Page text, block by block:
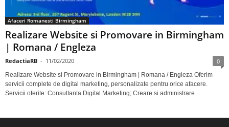
Afaceri Romanesti Birmingham
Realizare Website si Promovare in Birmingham
| Romana / Engleza
RedactiaRB - 11/02/2020 0
Realizare Website si Promovare in Birmingham | Romana / Engleza Oferim
servicii complete de digital marketing, personalizate pentru orice afacere.
Servicii oferite: Consultanta Digital Marketing; Creare si administrare...